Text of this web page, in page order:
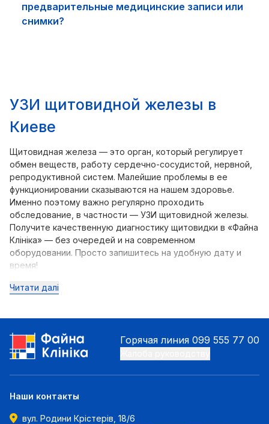
предварительные медицинские записи или
снимки?
УЗИ щитовидной железы в
Киеве
Щитовидная железа — это орган, который регулирует
обмен веществ, работу сердечно-сосудистой, нервной,
репродуктивной систем. Малейшие проблемы в ее
функционировании сказываются на нашем здоровье.
Именно поэтому важно регулярно проходить
обследование, в частности — УЗИ щитовидной железы.
Получите качественную диагностику щитовидки в «Файна
Клініка» — без очередей и на современном
оборудовании. Просто запишитесь на удобную дату и
время!
Читати далі
Горячая линия 099 555 77 00
Наши контакты
вул. Родини Крістерів, 18/6